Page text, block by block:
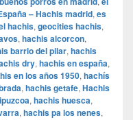
– Hachis madrid, es
hachis, geocities hachis,
, hachis alcorcon,
barrio del pilar, hachis
dry, hachis en españa,
en los años 1950, hachís
, hachis getafe, Hachis
, hachis huesca,
, hachis pa los nenes,